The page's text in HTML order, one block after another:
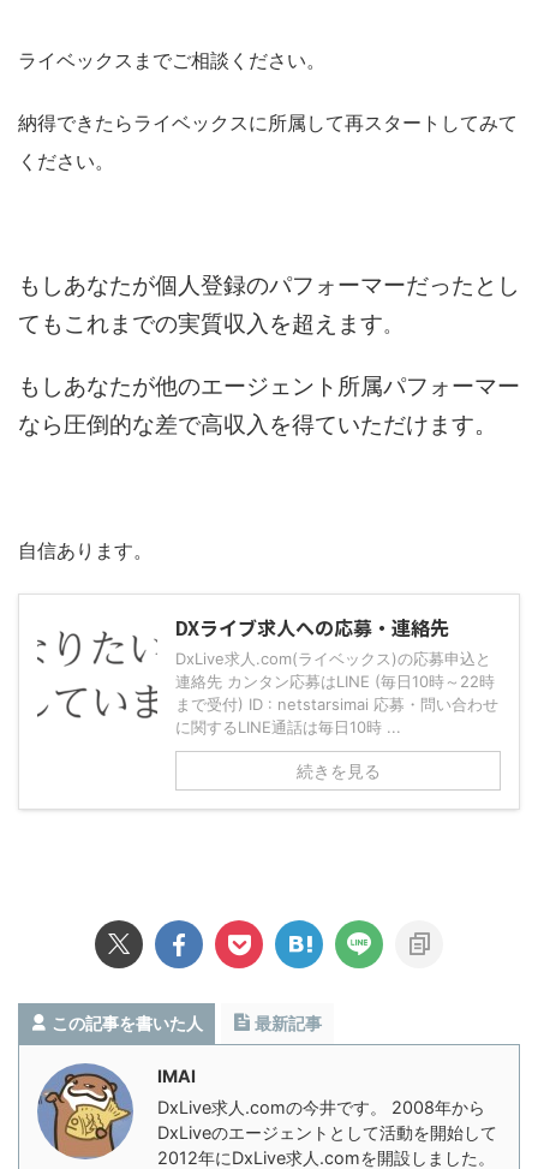
ライベックスまでご相談ください。
納得できたらライベックスに所属して再スタートしてみて
ください。
もしあなたが個人登録のパフォーマーだったとし
てもこれまでの実質収入を超えます。
もしあなたが他のエージェント所属パフォーマー
なら圧倒的な差で高収入を得ていただけます。
自信あります。
DXライブ求人への応募・連絡先
DxLive求人.com(ライベックス)の応募申込と
連絡先 カンタン応募はLINE (毎日10時～22時
まで受付) ID : netstarsimai 応募・問い合わせ
に関するLINE通話は毎日10時 ...
続きを見る
この記事を書いた人 最新記事
IMAI
DxLive求人.comの今井です。 2008年から
DxLiveのエージェントとして活動を開始して
2012年にDxLive求人.comを開設しました。